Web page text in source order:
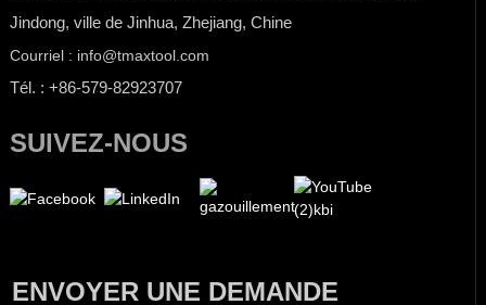
Jindong, ville de Jinhua, Zhejiang, Chine
Courriel : info@tmaxtool.com
Tél. : +86-579-82923707
SUIVEZ-NOUS
ENVOYER UNE DEMANDE